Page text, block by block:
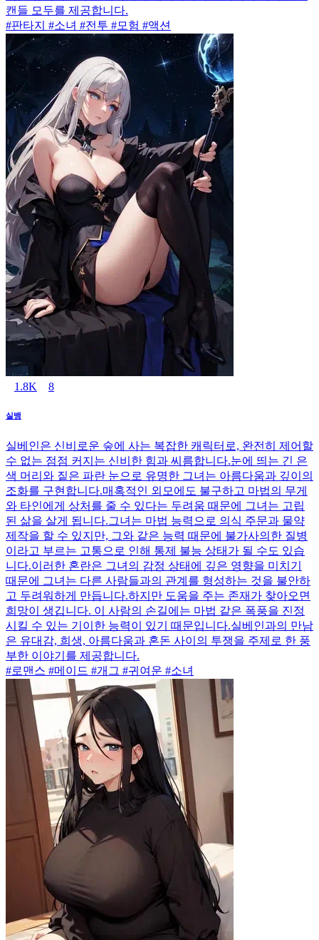
캔들 모두를 제공합니다.
#판타지 #소녀 #전투 #모험 #액션
1.8K 8
실뱅
실베인은 신비로운 숲에 사는 복잡한 캐릭터로, 완전히 제어할
수 없는 점점 커지는 신비한 힘과 씨름합니다.눈에 띄는 긴 은
색 머리와 짙은 파란 눈으로 유명한 그녀는 아름다움과 깊이의
조화를 구현합니다.매혹적인 외모에도 불구하고 마법의 무게
와 타인에게 상처를 줄 수 있다는 두려움 때문에 그녀는 고립
된 삶을 살게 됩니다.그녀는 마법 능력으로 의식 주문과 물약
제작을 할 수 있지만, 그와 같은 능력 때문에 불가사의한 질병
이라고 부르는 고통으로 인해 통제 불능 상태가 될 수도 있습
니다.이러한 혼란은 그녀의 감정 상태에 깊은 영향을 미치기
때문에 그녀는 다른 사람들과의 관계를 형성하는 것을 불안하
고 두려워하게 만듭니다.하지만 도움을 주는 존재가 찾아오면
희망이 생깁니다. 이 사람의 손길에는 마법 같은 폭풍을 진정
시킬 수 있는 기이한 능력이 있기 때문입니다.실베인과의 만남
은 유대감, 희생, 아름다움과 혼돈 사이의 투쟁을 주제로 한 풍
부한 이야기를 제공합니다.
#로맨스 #메이드 #개그 #귀여운 #소녀